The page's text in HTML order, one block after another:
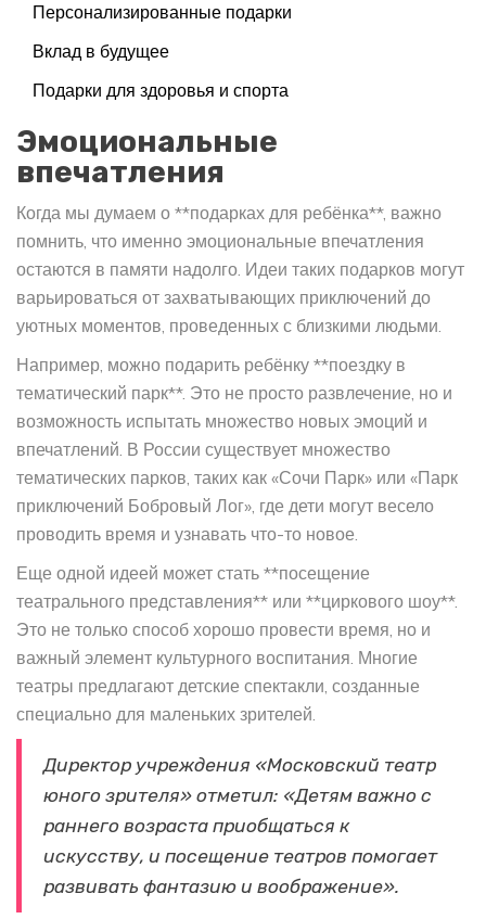
Персонализированные подарки
Вклад в будущее
Подарки для здоровья и спорта
Эмоциональные
впечатления
Когда мы думаем о **подарках для ребёнка**, важно
помнить, что именно эмоциональные впечатления
остаются в памяти надолго. Идеи таких подарков могут
варьироваться от захватывающих приключений до
уютных моментов, проведенных с близкими людьми.
Например, можно подарить ребёнку **поездку в
тематический парк**. Это не просто развлечение, но и
возможность испытать множество новых эмоций и
впечатлений. В России существует множество
тематических парков, таких как «Сочи Парк» или «Парк
приключений Бобровый Лог», где дети могут весело
проводить время и узнавать что-то новое.
Еще одной идеей может стать **посещение
театрального представления** или **циркового шоу**.
Это не только способ хорошо провести время, но и
важный элемент культурного воспитания. Многие
театры предлагают детские спектакли, созданные
специально для маленьких зрителей.
Директор учреждения «Московский театр
юного зрителя» отметил: «Детям важно с
раннего возраста приобщаться к
искусству, и посещение театров помогает
развивать фантазию и воображение».